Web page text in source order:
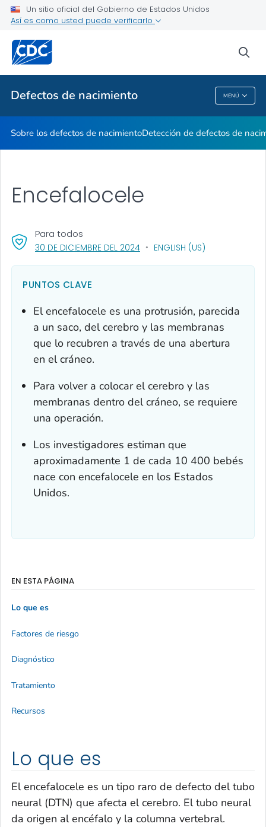
Un sitio oficial del Gobierno de Estados Unidos
Así es como usted puede verificarlo
Defectos de nacimiento MENÚ
Mes de Concientización
Temas relacionados
Defectos De Nacimiento
Sobre los defectos de nacimientoDetección de defectos de
30 DE DICIEMBRE DEL 2024, VISIT LINK FOR DETAILS.
ENGLISH (US)
Para todos
Encefalocele
PUNTOS CLAVE
El encefalocele es una protrusión, parecida
a un saco, del cerebro y las membranas
que lo recubren a través de una abertura
en el cráneo.
Para volver a colocar el cerebro y las
membranas dentro del cráneo, se requiere
una operación.
Los investigadores estiman que
aproximadamente 1 de cada 10 400 bebés
nace con encefalocele en los Estados
Unidos.
Lo que es
El encefalocele es un tipo raro de defecto del tubo
neural (DTN) que afecta el cerebro. El tubo neural
da origen al encéfalo y la columna vertebral.
EN ESTA PÁGINA
Lo que es
Factores de riesgo
Diagnóstico
Tratamiento
Recursos